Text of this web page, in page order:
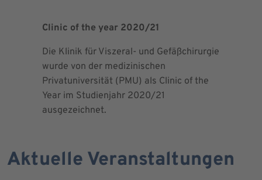
Clinic of the year 2020/21
Die Klinik für Viszeral- und Gefäßchirurgie
wurde von der medizinischen
Privatuniversität (PMU) als Clinic of the
Year im Studienjahr 2020/21
ausgezeichnet.
Aktuelle Veranstaltungen